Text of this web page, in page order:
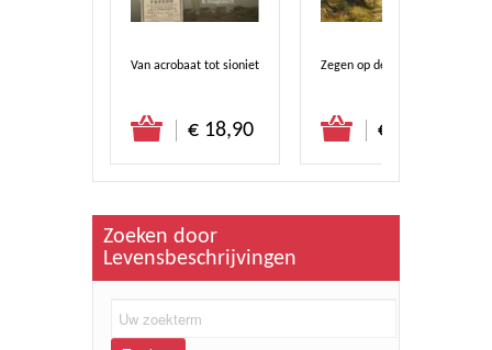
Van acrobaat tot sioniet
€ 18,90
Zegen op de veluwe
€ 24,90
Bestel direct Bestel direct
Zoeken door
Levensbeschrijvingen